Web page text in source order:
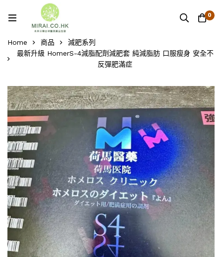
0
Home 商品
減肥系列
最新升級 HomerS-4減脂配劑減肥套 純減脂肪 口服瘦身 安全不
反彈肥滿症